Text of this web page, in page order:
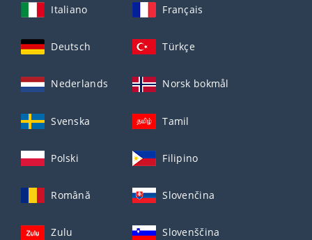
Italiano Français
Deutsch Türkçe
Nederlands Norsk bokmål
Svenska Tamil
Polski Filipino
Română Slovenčina
Zulu Slovenščina